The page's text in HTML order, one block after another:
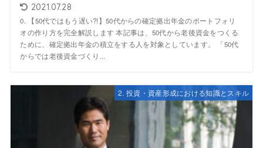
2021.07.28
0. 【50代ではもう遅い?!】50代からの確定拠出年金のポートフォリ
オの作り方を完全解説します 本記事は、50代から老後資金をつくる
ために、確定拠出年金の積立をする人を対象としています。 「50代
からでは老後資金づくり...
2. 投資・資産形成における知識とスキル